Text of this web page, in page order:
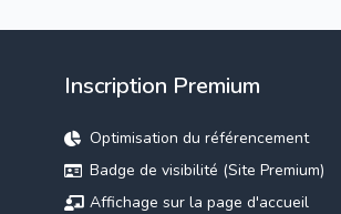
Inscription Premium
Optimisation du référencement
Badge de visibilité (Site Premium)
Affichage sur la page d'accueil